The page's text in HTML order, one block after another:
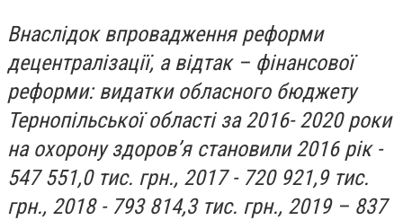
Внаслідок впровадження реформи
децентралізації, а відтак – фінансової
реформи: видатки обласного бюджету
Тернопільської області за 2016- 2020 роки
на охорону здоров’я становили 2016 рік -
547 551,0 тис. грн., 2017 - 720 921,9 тис.
грн., 2018 - 793 814,3 тис. грн., 2019 – 837